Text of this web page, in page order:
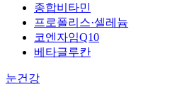
종합비타민
프로폴리스·셀레늄
코엔자임Q10
베타글루칸
눈건강